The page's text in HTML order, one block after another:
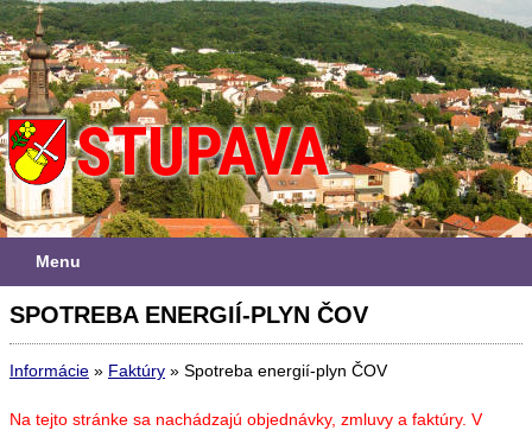
Menu
SPOTREBA ENERGIÍ-PLYN ČOV
Informácie » Faktúry » Spotreba energií-plyn ČOV
Na tejto stránke sa nachádzajú objednávky, zmluvy a faktúry. V